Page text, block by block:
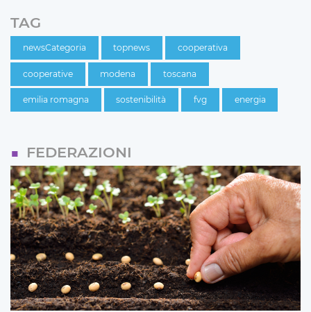
TAG
newsCategoria topnews cooperativa
cooperative modena toscana
emilia romagna sostenibilità fvg energia
FEDERAZIONI